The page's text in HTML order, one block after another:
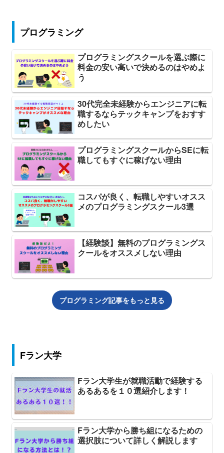
プログラミング
プログラミングスクールを選ぶ際に
料金の安い高いで決めるのはやめよ
う
30代完全未経験からエンジニアに転
職するならテックキャンプをおすす
めしたい
プログラミングスクールからSEに転
職してもすぐに稼げない理由
コスパが良く、転職しやすいオスス
メのプログラミングスクール3選
【経験談】無料のプログラミングス
クールをオススメしない理由
プログラミング記事をもっと見る
Fラン大学
Fラン大学生が就職活動で経験する
あるあるを１０選紹介します！
Fラン大学から勝ち組になるための
選択肢について詳しく解説します